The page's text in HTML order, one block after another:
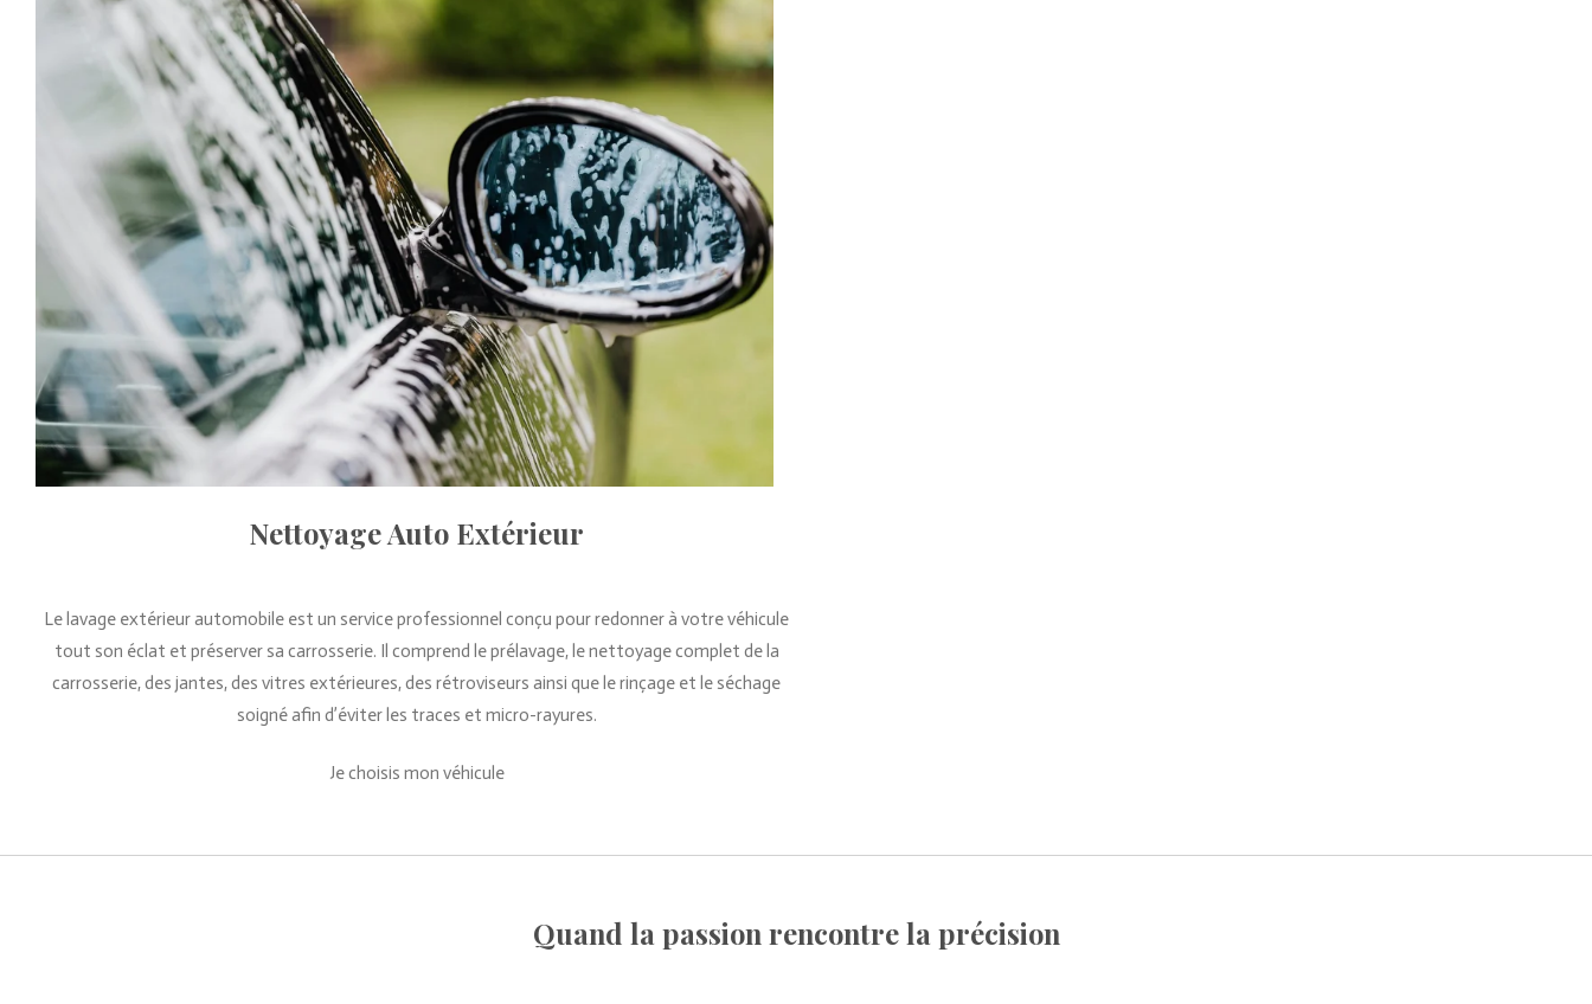
Nettoyage Auto Extérieur
Le lavage extérieur automobile est un service professionnel conçu pour redonner à votre véhicule
tout son éclat et préserver sa carrosserie. Il comprend le prélavage, le nettoyage complet de la
carrosserie, des jantes, des vitres extérieures, des rétroviseurs ainsi que le rinçage et le séchage
soigné afin d’éviter les traces et micro-rayures.
Je choisis mon véhicule
Quand la passion rencontre la précision